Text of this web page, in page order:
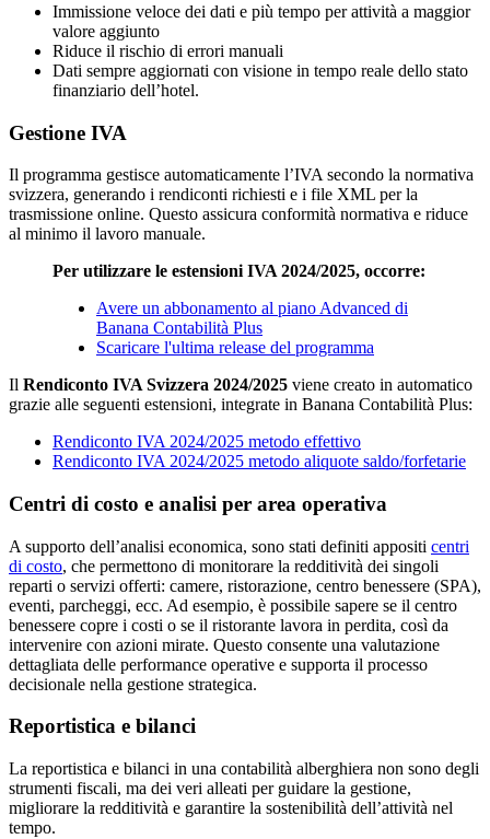
Immissione veloce dei dati e più tempo per attività a maggior
valore aggiunto
Riduce il rischio di errori manuali
Dati sempre aggiornati con visione in tempo reale dello stato
finanziario dell’hotel.
Gestione IVA
Il programma gestisce automaticamente l’IVA secondo la normativa
svizzera, generando i rendiconti richiesti e i file XML per la
trasmissione online. Questo assicura conformità normativa e riduce
al minimo il lavoro manuale.
Per utilizzare le estensioni IVA 2024/2025, occorre:
Avere un abbonamento al piano Advanced di
Banana Contabilità Plus
Scaricare l'ultima release del programma
Il Rendiconto IVA Svizzera 2024/2025 viene creato in automatico
grazie alle seguenti estensioni, integrate in Banana Contabilità Plus:
Rendiconto IVA 2024/2025 metodo effettivo
Rendiconto IVA 2024/2025 metodo aliquote saldo/forfetarie
Centri di costo e analisi per area operativa
A supporto dell’analisi economica, sono stati definiti appositi centri
di costo, che permettono di monitorare la redditività dei singoli
reparti o servizi offerti: camere, ristorazione, centro benessere (SPA),
eventi, parcheggi, ecc. Ad esempio, è possibile sapere se il centro
benessere copre i costi o se il ristorante lavora in perdita, così da
intervenire con azioni mirate. Questo consente una valutazione
dettagliata delle performance operative e supporta il processo
decisionale nella gestione strategica.
Reportistica e bilanci
La reportistica e bilanci in una contabilità alberghiera non sono degli
strumenti fiscali, ma dei veri alleati per guidare la gestione,
migliorare la redditività e garantire la sostenibilità dell’attività nel
tempo.